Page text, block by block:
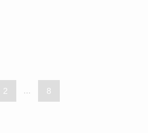
2 ... 8